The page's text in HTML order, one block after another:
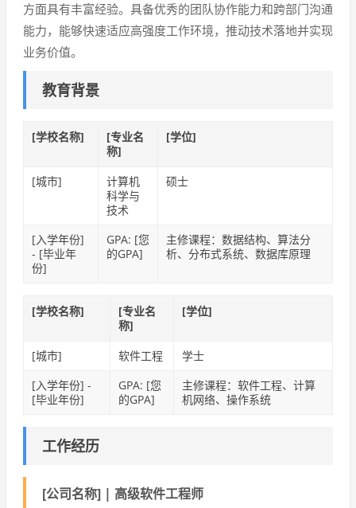
方面具有丰富经验。具备优秀的团队协作能力和跨部门沟通
能力，能够快速适应高强度工作环境，推动技术落地并实现
业务价值。
教育背景
[学校名称]
[专业名
称]
[学位]
[城市]
计算机
科学与
技术
硕士
[入学年份]
- [毕业年
份]
GPA: [您
的GPA]
主修课程：数据结构、算法分
析、分布式系统、数据库原理
[学校名称]
[专业名
称]
[学位]
[城市] 软件工程
学士
[入学年份] -
[毕业年份]
GPA: [您
的GPA]
主修课程：软件工程、计算
机网络、操作系统
工作经历
[公司名称] | 高级软件工程师